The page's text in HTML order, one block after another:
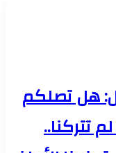
هل تصلكم
تتركنا..